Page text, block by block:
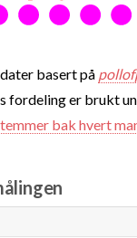
basert på
er brukt
bak hvert